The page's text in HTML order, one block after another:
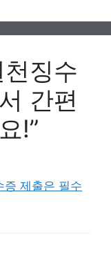
징수
간편
!”
증 제출은 필수